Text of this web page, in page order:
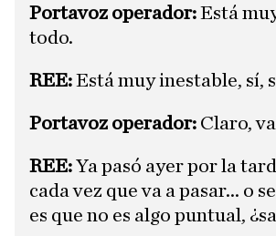
​Portavoz operador:Está
todo.
​REE:Está muy inestable, sí,
​Portavoz operador: Claro,
​REE:Ya pasó ayer por la
cada vez que va a pasar... o
es que no es algo puntual,